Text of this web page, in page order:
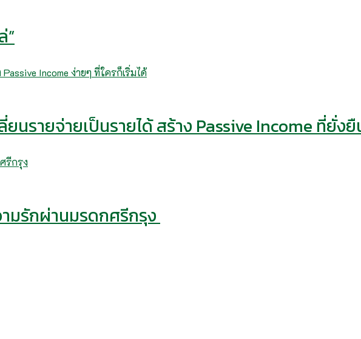
”
นรายจ่ายเป็นรายได้ สร้าง Passive Income ที่ยั่งยื
มรักผ่านมรดกศรีกรุง